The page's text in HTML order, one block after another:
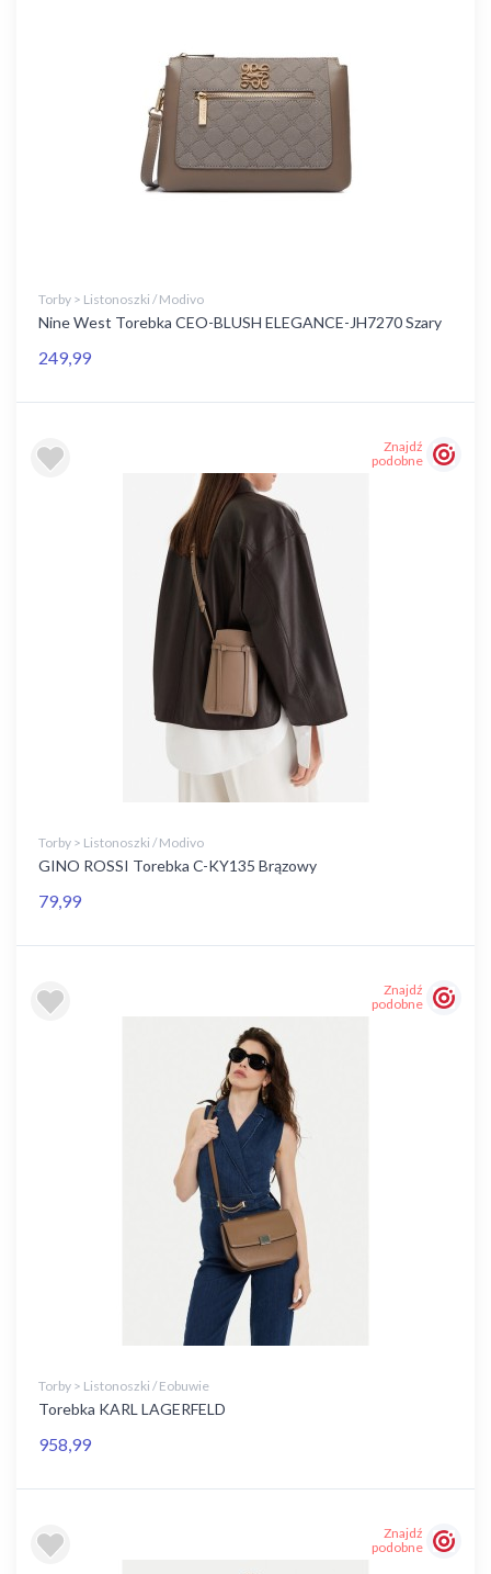
Torby > Listonoszki / Modivo
Nine West Torebka CEO-BLUSH ELEGANCE-JH7270 Szary
249,99
Znajdź
podobne
Torby > Listonoszki / Modivo
GINO ROSSI Torebka C-KY135 Brązowy
79,99
Znajdź
podobne
Torby > Listonoszki / Eobuwie
Torebka KARL LAGERFELD
958,99
Znajdź
podobne